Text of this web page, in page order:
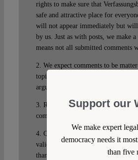
rights to make sure that
safe and attractive place for
will not appear immediately but will
by us. Just as with posts, we make
means not all submitted comments
2. We expect comments to be
topic and free of sarcasm, innuendo
arguments.
3. Racist, sexist and otherwise
comments will not be published.
4. Comments under pseudonym are
valid email address is obligatory.
than one pseudonym is not allowed.
Support our
We make expert
democracy needs it
than five